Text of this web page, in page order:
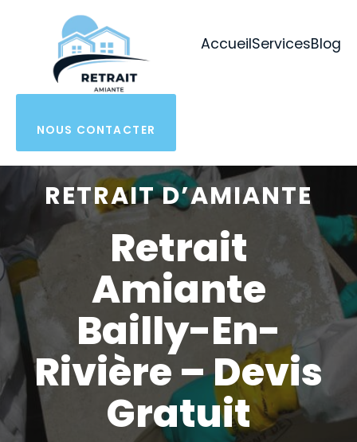
AccueilServicesBlog
NOUS CONTACTER
RETRAIT D’AMIANTE
Retrait
Amiante
Bailly-En-
Rivière – Devis
Gratuit